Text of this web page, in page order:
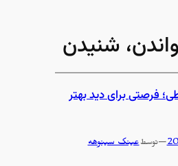
شنیدن
فرصتی برای دید بهتر
—توسطعینک سینوهه